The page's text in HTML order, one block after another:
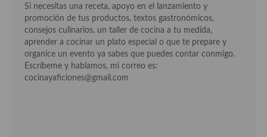
Si necesitas una receta, apoyo en el lanzamiento y
promoción de tus productos, textos gastronómicos,
consejos culinarios, un taller de cocina a tu medida,
aprender a cocinar un plato especial o que te prepare y
organice un evento ya sabes que puedes contar conmigo.
Escríbeme y hablamos, mi correo es:
cocinayaficiones@gmail.com